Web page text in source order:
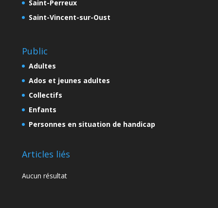
Saint-Perreux
Saint-Vincent-sur-Oust
Public
Adultes
Ados et jeunes adultes
Collectifs
Enfants
Personnes en situation de handicap
Articles liés
Aucun résultat